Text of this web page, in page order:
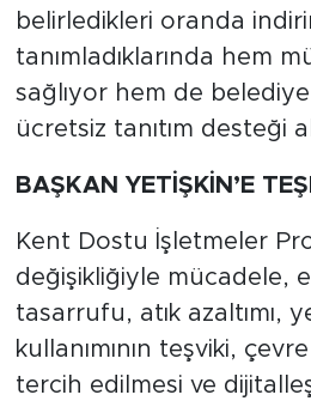
belirledikleri oranda
tanımladıklarında hem
sağlıyor hem de
ücretsiz tanıtım desteği
BAŞKAN YETİŞKİN’E
Kent Dostu İşletmeler
değişikliğiyle mücadele,
tasarrufu, atık azaltımı,
kullanımının teşviki,
tercih edilmesi ve